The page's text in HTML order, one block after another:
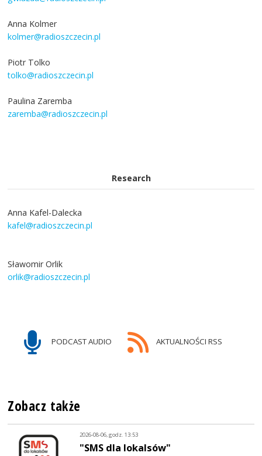
Anna Kolmer
kolmer@radioszczecin.pl
Piotr Tolko
tolko@radioszczecin.pl
Paulina Zaremba
zaremba@radioszczecin.pl
Research
Anna Kafel-Dalecka
kafel@radioszczecin.pl
Sławomir Orlik
orlik@radioszczecin.pl
PODCAST AUDIO AKTUALNOŚCI RSS
Zobacz także
2026-08-06, godz. 13:53
"SMS dla lokalsów"